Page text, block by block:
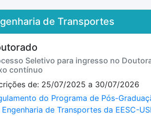
de Transportes
Seletivo para ingresso no
contínuo
de: 25/07/2025 a 30/07/2026
do Programa de Pós-
Engenharia de Transportes da EESC-